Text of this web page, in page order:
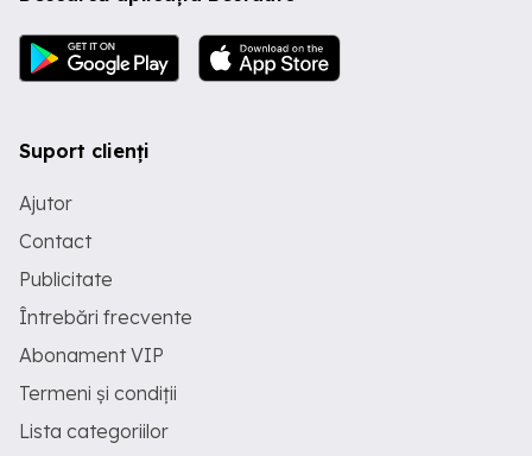
Suport clienți
Ajutor
Contact
Publicitate
Întrebări frecvente
Abonament VIP
Termeni și condiții
Lista categoriilor